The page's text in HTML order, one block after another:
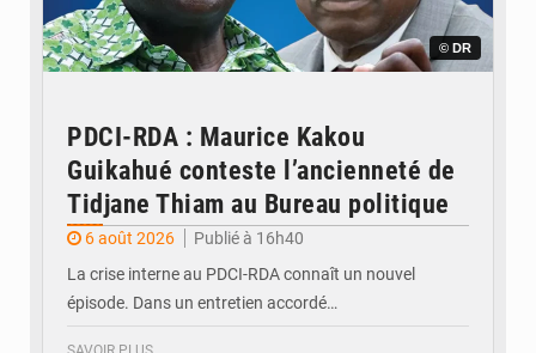
© DR
PDCI-RDA : Maurice Kakou
Guikahué conteste l’ancienneté de
Tidjane Thiam au Bureau politique
6 août 2026
Publié à 16h40
La crise interne au PDCI-RDA connaît un nouvel
épisode. Dans un entretien accordé…